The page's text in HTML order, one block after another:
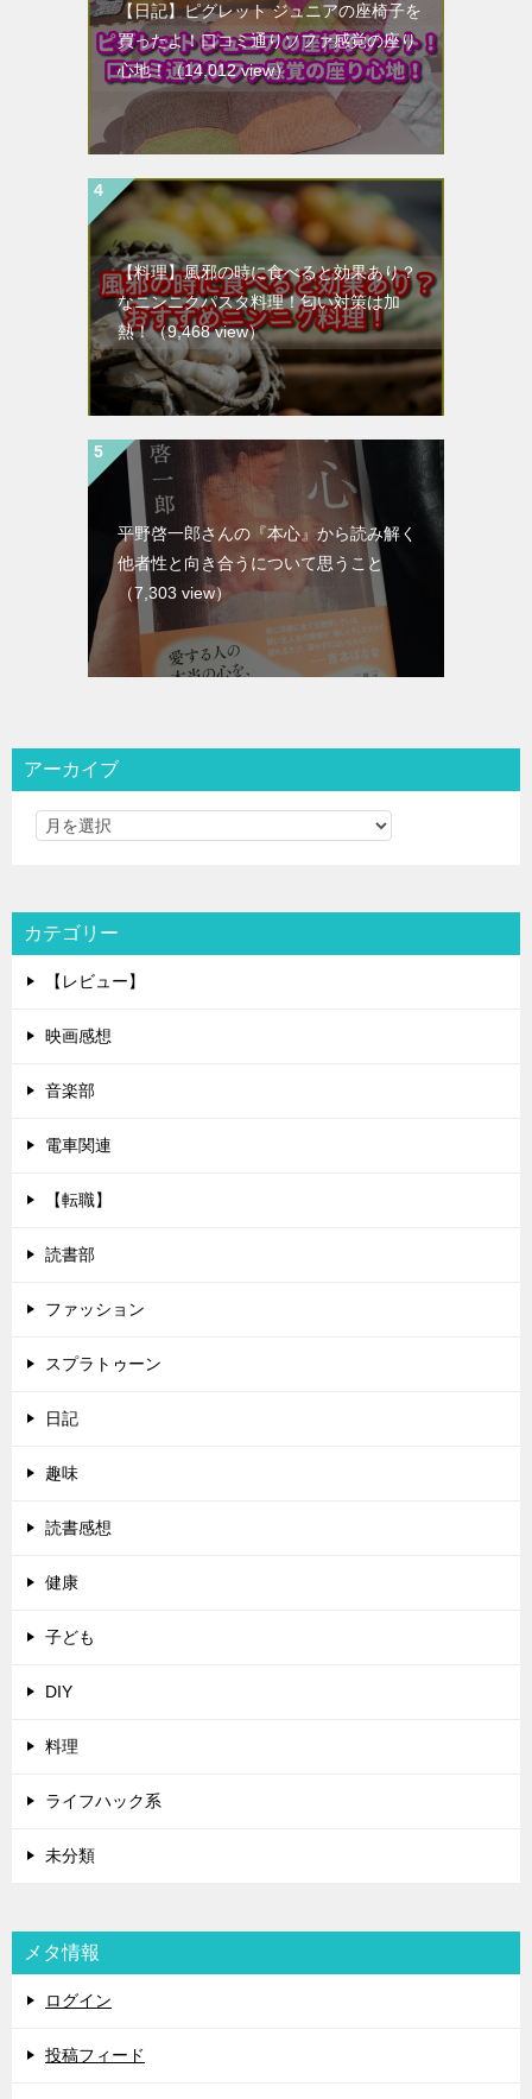
【日記】ピグレット ジュニアの座椅子を
買ったよ！口コミ通りソファ感覚の座り
心地！（14,012 view）
【料理】風邪の時に食べると効果あり？
なニンニクパスタ料理！匂い対策は加
熱！（9,468 view）
平野啓一郎さんの『本心』から読み解く
他者性と向き合うについて思うこと
（7,303 view）
アーカイブ
カテゴリー
【レビュー】
映画感想
音楽部
電車関連
【転職】
読書部
ファッション
スプラトゥーン
日記
趣味
読書感想
健康
子ども
DIY
料理
ライフハック系
未分類
メタ情報
ログイン
投稿フィード